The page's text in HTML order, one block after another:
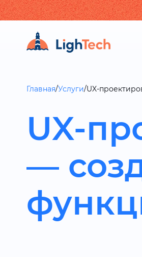
Главная/Услуги/UX-
UX-
—